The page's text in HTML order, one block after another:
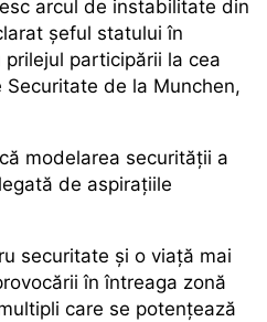
arcul de instabilitate din
șeful statului în
participării la cea
de la Munchen,
modelarea securității a
de aspirațiile
securitate și o viață mai
în întreaga zonă
care se potențează